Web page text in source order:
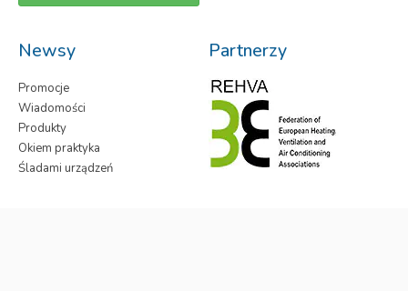
Newsy
Promocje
Wiadomości
Produkty
Okiem praktyka
Śladami urządzeń
Partnerzy